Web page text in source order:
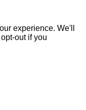
experience. We'll
out if you